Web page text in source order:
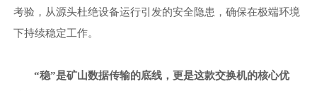
考验，从源头杜绝设备运行引发的安全隐患，确保在极端环境
下持续稳定工作。
“稳”是矿山数据传输的底线，更是这款交换机的核心优